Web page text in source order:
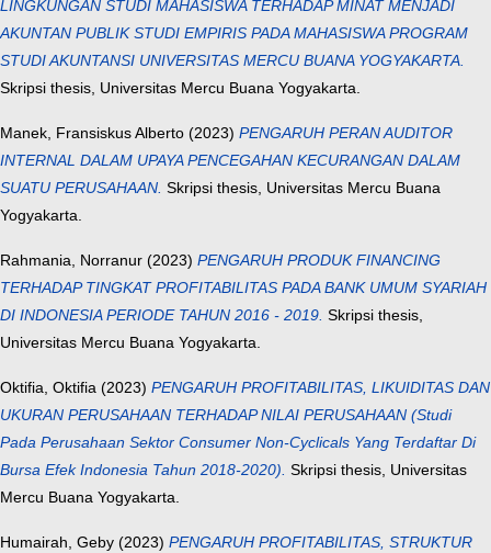
LINGKUNGAN STUDI MAHASISWA TERHADAP MINAT MENJADI
AKUNTAN PUBLIK STUDI EMPIRIS PADA MAHASISWA PROGRAM
STUDI AKUNTANSI UNIVERSITAS MERCU BUANA YOGYAKARTA.
Skripsi thesis, Universitas Mercu Buana Yogyakarta.
Manek, Fransiskus Alberto (2023) PENGARUH PERAN AUDITOR
INTERNAL DALAM UPAYA PENCEGAHAN KECURANGAN DALAM
SUATU PERUSAHAAN. Skripsi thesis, Universitas Mercu Buana
Yogyakarta.
Rahmania, Norranur (2023) PENGARUH PRODUK FINANCING
TERHADAP TINGKAT PROFITABILITAS PADA BANK UMUM SYARIAH
DI INDONESIA PERIODE TAHUN 2016 - 2019. Skripsi thesis,
Universitas Mercu Buana Yogyakarta.
Oktifia, Oktifia (2023) PENGARUH PROFITABILITAS, LIKUIDITAS DAN
UKURAN PERUSAHAAN TERHADAP NILAI PERUSAHAAN (Studi
Pada Perusahaan Sektor Consumer Non-Cyclicals Yang Terdaftar Di
Bursa Efek Indonesia Tahun 2018-2020). Skripsi thesis, Universitas
Mercu Buana Yogyakarta.
Humairah, Geby (2023) PENGARUH PROFITABILITAS, STRUKTUR